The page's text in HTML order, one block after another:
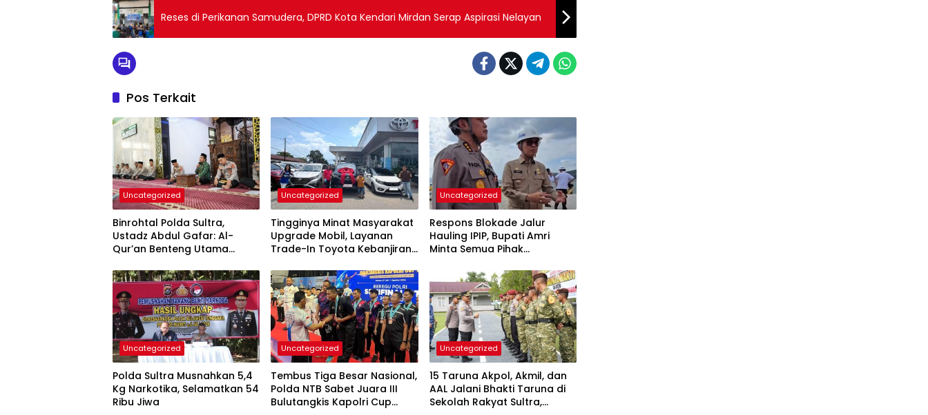
Reses di Perikanan Samudera, DPRD Kota Kendari Mirdan Serap Aspirasi Nelayan
Pos Terkait
Uncategorized
Binrohtal Polda Sultra,
Ustadz Abdul Gafar: Al-
Qur’an Benteng Utama
Penyimpangan Sosial
Uncategorized
Tingginya Minat Masyarakat
Upgrade Mobil, Layanan
Trade-In Toyota Kebanjiran
Uncategorized
Respons Blokade Jalur
Hauling IPIP, Bupati Amri
Minta Semua Pihak
Kepastian Hukum
Uncategorized
Polda Sultra Musnahkan 5,4
Kg Narkotika, Selamatkan 54
Ribu Jiwa
Uncategorized
Tembus Tiga Besar Nasional,
Polda NTB Sabet Juara III
Bulutangkis Kapolri Cup
Uncategorized
15 Taruna Akpol, Akmil, dan
AAL Jalani Bhakti Taruna di
Sekolah Rakyat Sultra,